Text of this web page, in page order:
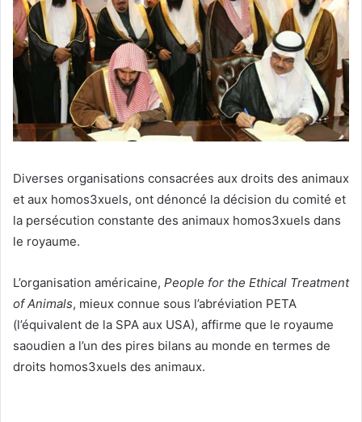
Diverses organisations consacrées aux droits des animaux
et aux homos3xuels, ont dénoncé la décision du comité et
la persécution constante des animaux homos3xuels dans
le royaume.
L’organisation américaine, People for the Ethical Treatment
of Animals, mieux connue sous l’abréviation PETA
(l’équivalent de la SPA aux USA), affirme que le royaume
saoudien a l’un des pires bilans au monde en termes de
droits homos3xuels des animaux.